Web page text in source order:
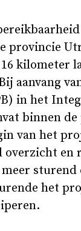
provincie
kilometer
aanvang
in het
binnen
van het
en
het